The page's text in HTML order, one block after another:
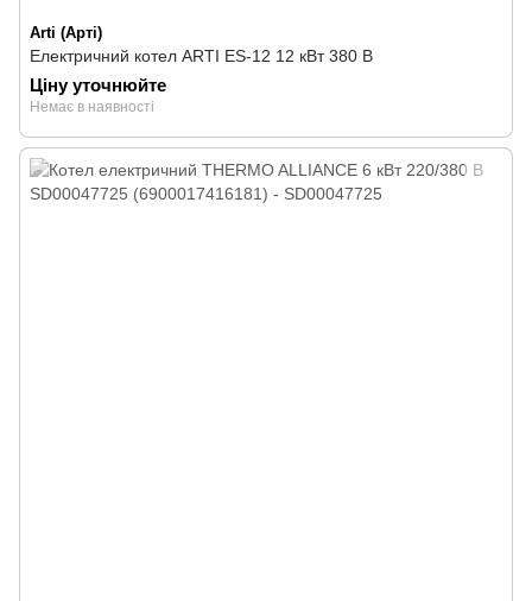
Arti (Арті)
Електричний котел ARTI ES-12 12 кВт 380 В
Ціну уточнюйте
Немає в наявності